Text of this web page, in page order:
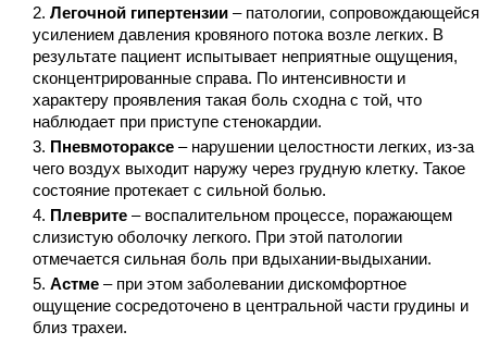
Легочной гипертензии – патологии, сопровождающейся
усилением давления кровяного потока возле легких. В
результате пациент испытывает неприятные ощущения,
сконцентрированные справа. По интенсивности и
характеру проявления такая боль сходна с той, что
наблюдает при приступе стенокардии.
Пневмотораксе – нарушении целостности легких, из-за
чего воздух выходит наружу через грудную клетку. Такое
состояние протекает с сильной болью.
Плеврите – воспалительном процессе, поражающем
слизистую оболочку легкого. При этой патологии
отмечается сильная боль при вдыхании-выдыхании.
Астме – при этом заболевании дискомфортное
ощущение сосредоточено в центральной части грудины и
близ трахеи.